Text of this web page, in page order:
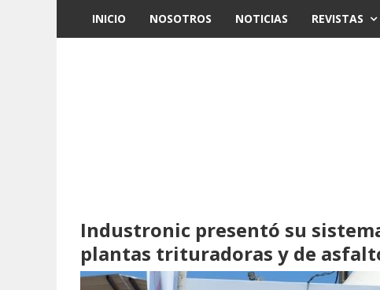
INICIO NOSOTROS NOTICIAS REVISTAS
Industronic presentó su
plantas trituradoras y de